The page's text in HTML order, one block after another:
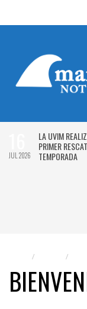
JUL 2026
LA UVIM
PRIMER
TEMPORADA